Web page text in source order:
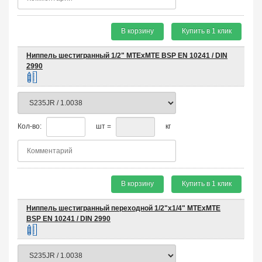
В корзину Купить в 1 клик
Ниппель шестигранный 1/2" MTEхMTE BSP EN 10241 / DIN
2990
Кол-во: шт = кг
В корзину Купить в 1 клик
Ниппель шестигранный переходной 1/2"х1/4" MTEхMTE
BSP EN 10241 / DIN 2990